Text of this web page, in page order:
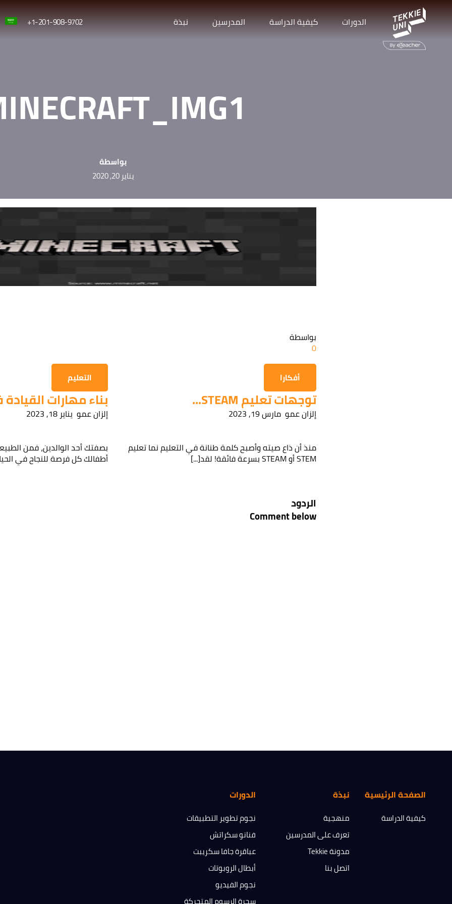
الدورات كيفية الدراسة المدرسين نبذة 1-201-908-9702+
بواسطة
يناير 20, 2020
بواسطة
0
أفكارا
توجهات تعليم STEAM...
إلزان عمو مارس 19, 2023
منذ أن ذاع صيته وأصبح كلمة طنانة في التعليم نما تعليم
STEM أو STEAM بسرعة فائقة! لقد[...]
التعليم
بناء مهارات
إلزان عمو يناير 18, 2023
بصفتك أحد الوالدين، فمن
أطفالك كل فرصة للنجاح في
الردود
Comment below
الصفحة الرئيسية
كيفية الدراسة
نبذة
منهجية
تعرف على المدرسين
مدونة Tekkie
اتصل بنا
الدورات
نجوم تطوير التطبيقات
فنانو سكراتش
عباقرة جافا سكريبت
أبطال الروبوتات
نجوم الفيديو
هل أنت مهتم بإحدى دوراتنا؟
اترك تفاصيلك وسنقوم بالتواصل معك قريباً!